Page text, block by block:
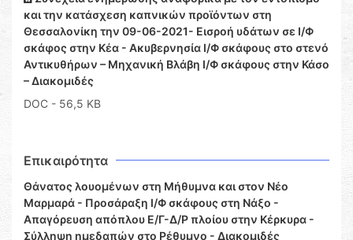
και την κατάσχεση καπνικών προϊόντων στη
Θεσσαλονίκη την 09-06-2021- Εισροή υδάτων σε Ι/Φ
σκάφος στην Κέα - Ακυβερνησία Ι/Φ σκάφους στο στενό
Αντικυθήρων – Μηχανική Βλάβη Ι/Φ σκάφους στην Κάσο
– Διακομιδές
DOC - 56,5 KB
Επικαιρότητα
Θάνατος λουομένων στη Μήθυμνα και στον Νέο
Μαρμαρά - Προσάραξη Ι/Φ σκάφους στη Νάξο -
Απαγόρευση απόπλου Ε/Γ-Δ/Ρ πλοίου στην Κέρκυρα -
Σύλληψη ημεδαπών στο Ρέθυμνο - Διακομιδές